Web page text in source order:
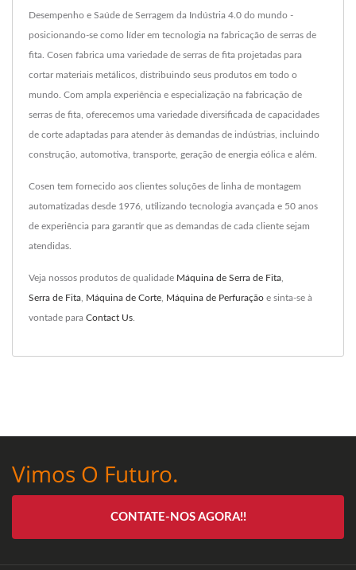
Desempenho e Saúde de Serragem da Indústria 4.0 do mundo -
posicionando-se como líder em tecnologia na fabricação de serras de
fita. Cosen fabrica uma variedade de serras de fita projetadas para
cortar materiais metálicos, distribuindo seus produtos em todo o
mundo. Com ampla experiência e especialização na fabricação de
serras de fita, oferecemos uma variedade diversificada de capacidades
de corte adaptadas para atender às demandas de indústrias, incluindo
construção, automotiva, transporte, geração de energia eólica e além.
Cosen tem fornecido aos clientes soluções de linha de montagem
automatizadas desde 1976, utilizando tecnologia avançada e 50 anos
de experiência para garantir que as demandas de cada cliente sejam
atendidas.
Veja nossos produtos de qualidade Máquina de Serra de Fita
Serra de Fita Máquina de Corte Máquina de Perfuração e sinta-se à
vontade para Contact Us
Vimos O Futuro.
CONTATE-NOS AGORA!!